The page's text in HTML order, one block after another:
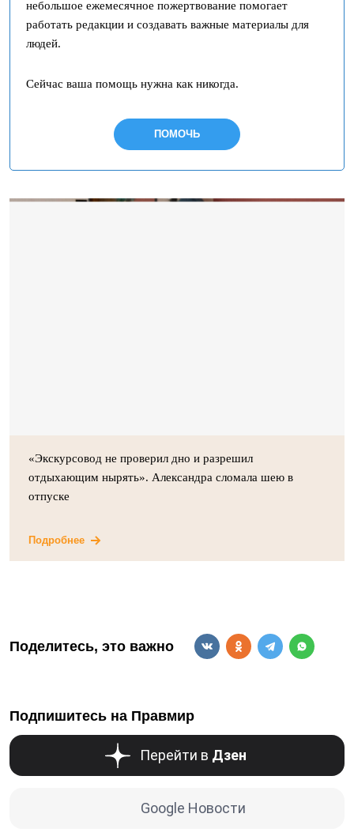
небольшое ежемесячное пожертвование помогает
работать редакции и создавать важные материалы для
людей.
Сейчас ваша помощь нужна как никогда.
ПОМОЧЬ
«Экскурсовод не проверил дно и разрешил
отдыхающим нырять». Александра сломала шею в
отпуске
Подробнее
Поделитесь, это важно
Подпишитесь на Правмир
Перейти в Дзен
Google Новости